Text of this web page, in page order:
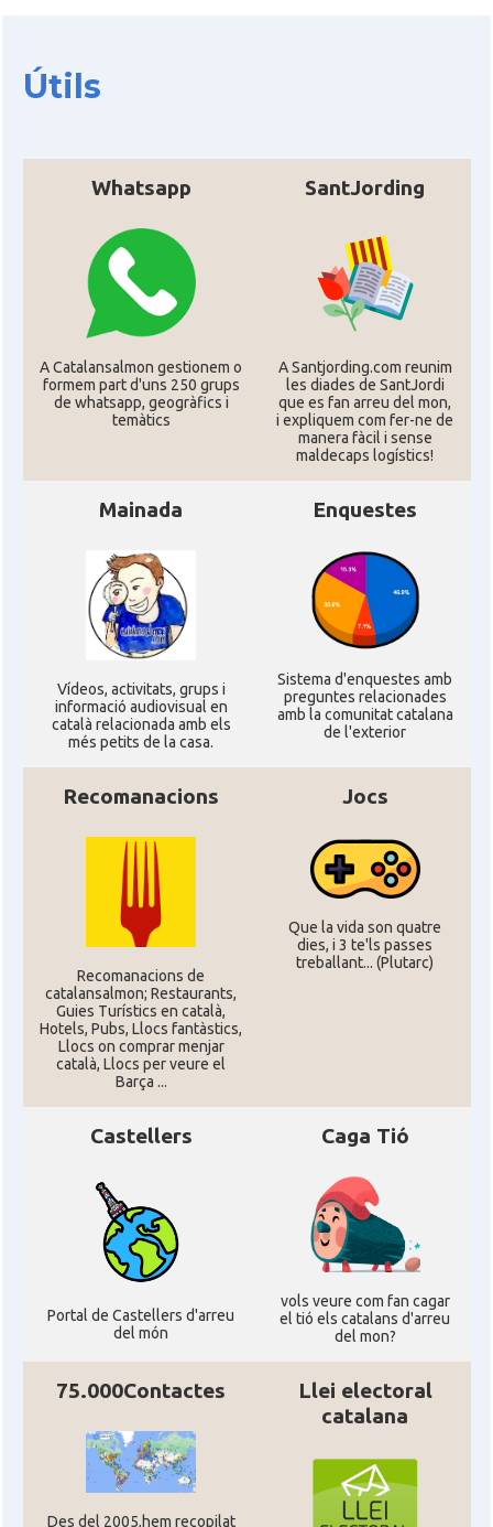
Útils
Whatsapp
A Catalansalmon gestionem o
formem part d'uns 250 grups
de whatsapp, geogràfics i
temàtics
SantJording
A Santjording.com reunim
les diades de SantJordi
que es fan arreu del mon,
i expliquem com fer-ne de
manera fàcil i sense
maldecaps logí­stics!
Mainada
Ví­deos, activitats, grups i
informació audiovisual en
català relacionada amb els
més petits de la casa.
Enquestes
Sistema d'enquestes amb
preguntes relacionades
amb la comunitat catalana
de l'exterior
Recomanacions
Recomanacions de
catalansalmon; Restaurants,
Guies Turístics en català,
Hotels, Pubs, Llocs fantàstics,
Llocs on comprar menjar
català, Llocs per veure el
Barça ...
Jocs
Que la vida son quatre
dies, i 3 te'ls passes
treballant... (Plutarc)
Castellers
Portal de Castellers d'arreu
del món
Caga Tió
vols veure com fan cagar
el tió els catalans d'arreu
del mon?
75.000Contactes
Des del 2005,hem recopilat
Llei electoral
catalana